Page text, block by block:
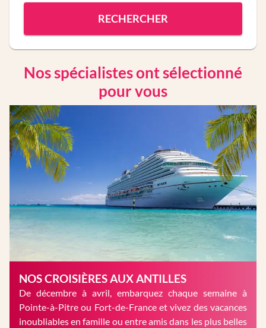
RECHERCHER
Nos spécialistes ont sélectionné
pour vous
NOS CROISIÈRES AUX ANTILLES
De décembre à avril, embarquez chaque semaine à
Pointe-à-Pitre ou Fort-de-France et vivez des vacances
inoubliables en famille ou entre amis dans les plus belles